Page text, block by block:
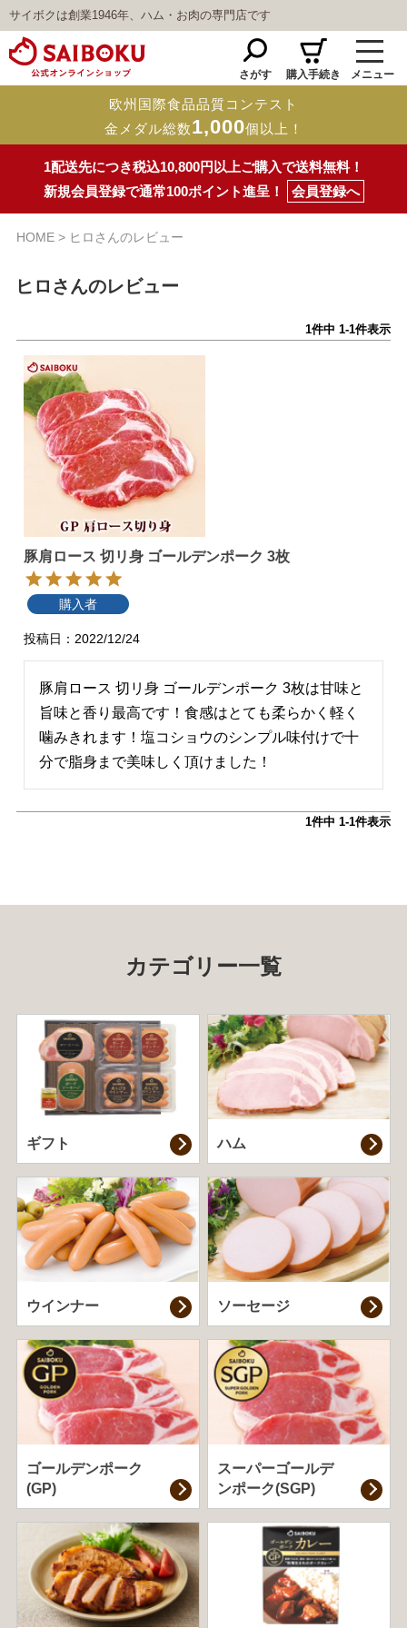
サイボクは創業1946年、ハム・お肉の専門店です
さがす 購入手続き メニュー
欧州国際食品品質コンテスト
金メダル総数1,000個以上！
1配送先につき税込10,800円以上ご購入で送料無料！
新規会員登録で通常100ポイント進呈！
会員登録へ
HOME ヒロさんのレビュー
ヒロさんのレビュー
1件中 1-1件表示
豚肩ロース 切リ身 ゴールデンポーク 3枚
購入者
投稿日 2022/12/24
豚肩ロース 切リ身 ゴールデンポーク 3枚は甘味と
旨味と香り最高です！食感はとても柔らかく軽く
噛みきれます！塩コショウのシンプル味付けで十
分で脂身まで美味しく頂けました！
1件中 1-1件表示
カテゴリー一覧
ギフト ハム
ウインナー ソーセージ
ゴールデンポーク
(GP)
スーパーゴールデ
ンポーク(SGP)